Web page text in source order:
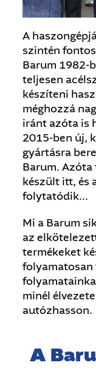
A
szintén
Barum 1982-
teljesen
készíteni
méghozzá
iránt azóta is
2015-ben új,
gyártásra
Barum.
készült itt, és
folytatódik...
Mi a Barum
az
termékeket
folyamatosan
minél
autózhasson.
A